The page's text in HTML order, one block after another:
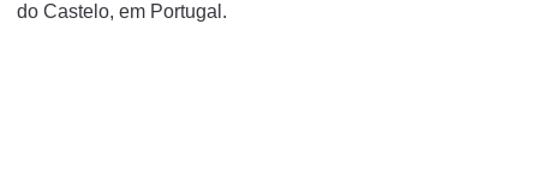
do Castelo, em Portugal.